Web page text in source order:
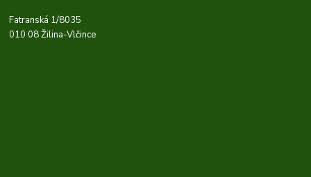
Fatranská 1/8035
010 08 Žilina-Vlčince